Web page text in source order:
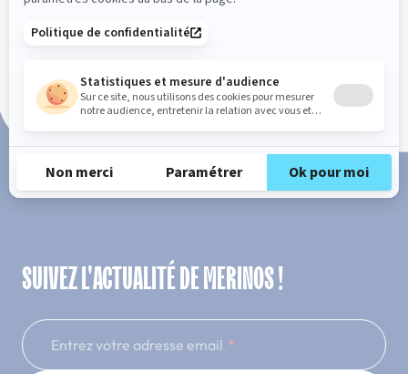
SUIVEZ L'ACTUALITÉ DE MERINOS !
Entrez votre adresse email